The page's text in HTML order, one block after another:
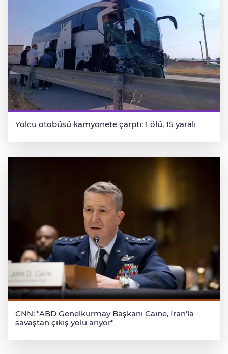
Yolcu otobüsü kamyonete çarptı: 1 ölü, 15 yaralı
CNN: "ABD Genelkurmay Başkanı Caine, İran'la
savaştan çıkış yolu arıyor"